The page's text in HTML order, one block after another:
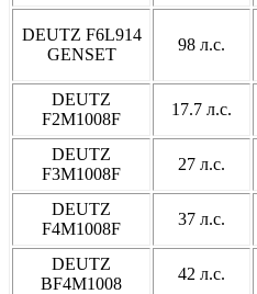
DEUTZ F6L914
GENSET
98 л.с.
DEUTZ
F2M1008F
17.7 л.с.
DEUTZ
F3M1008F
27 л.с.
DEUTZ
F4M1008F
37 л.с.
DEUTZ
BF4M1008
42 л.с.